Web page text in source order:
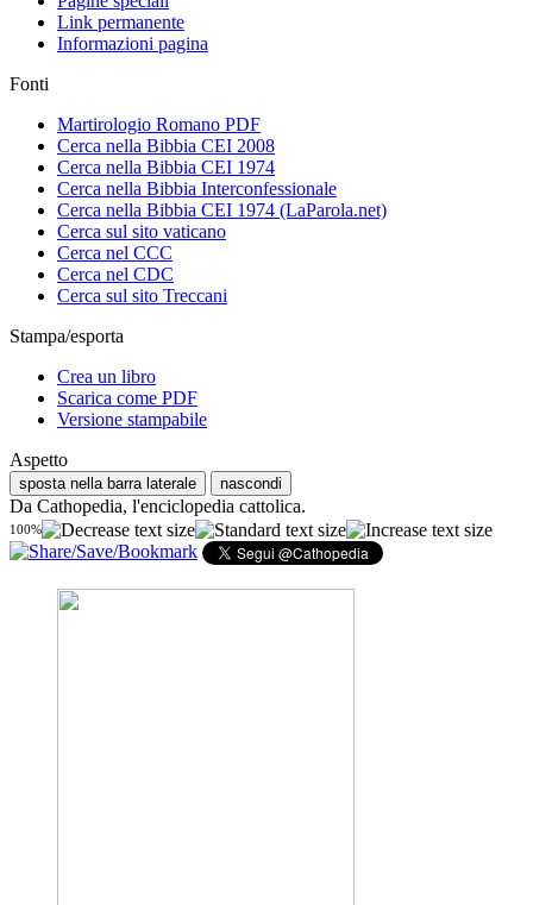
Link permanente
Informazioni pagina
Fonti
Martirologio Romano PDF
Cerca nella Bibbia CEI 2008
Cerca nella Bibbia CEI 1974
Cerca nella Bibbia Interconfessionale
Cerca nella Bibbia CEI 1974 (LaParola.net)
Cerca sul sito vaticano
Cerca nel CCC
Cerca nel CDC
Cerca sul sito Treccani
Stampa/esporta
Crea un libro
Scarica come PDF
Versione stampabile
Aspetto
sposta nella barra laterale nascondi
Da Cathopedia, l'enciclopedia cattolica.
100%